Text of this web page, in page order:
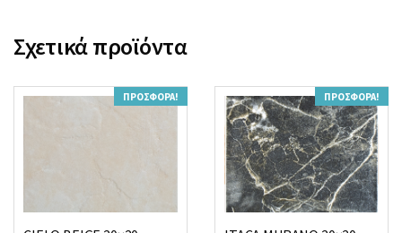
Σχετικά προϊόντα
ΠΡΟΣΦΟΡΆ! ΠΡΟΣΦΟΡΆ!